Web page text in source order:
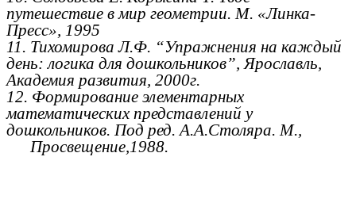
путешествие в мир геометрии. М. «Линка-
Пресс», 1995
11. Тихомирова Л.Ф. “Упражнения на каждый
день: логика для дошкольников”, Ярославль,
Академия развития, 2000г.
12. Формирование элементарных
математических представлений у
дошкольников. Под ред. А.А.Столяра. М.,
Просвещение,1988.